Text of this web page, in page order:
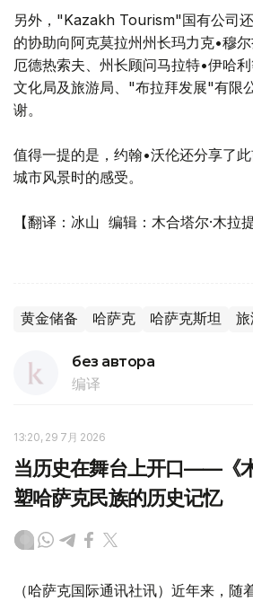
另外，"Kazakh Tourism"国有公司
的协助向阿克莫拉州州长玛力克•穆
厄德热索夫、州长顾问马拉特•伊哈
文化局及旅游局、"布拉拜发展"有限
谢。
值得一提的是，约翰•沃伦还分享了
城市风景时的感受。
【翻译：冰山 编辑：木合塔尔·木拉
黄金储备 哈萨克 哈萨克斯坦
без автора
编译
13:20, 29 7月 2026
当历史在舞台上开口——《
塑哈萨克民族的历史记忆
（哈萨克国际通讯社讯）近年来，随